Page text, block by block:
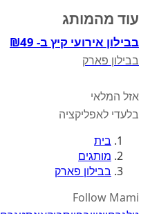
עוד מהמותג
בבילון אירועי קיץ ב- ₪49
בבילון פארק
אזל המלאי
בלעדי לאפליקציה
בית
מותגים
בבילון פארק
Follow Mami